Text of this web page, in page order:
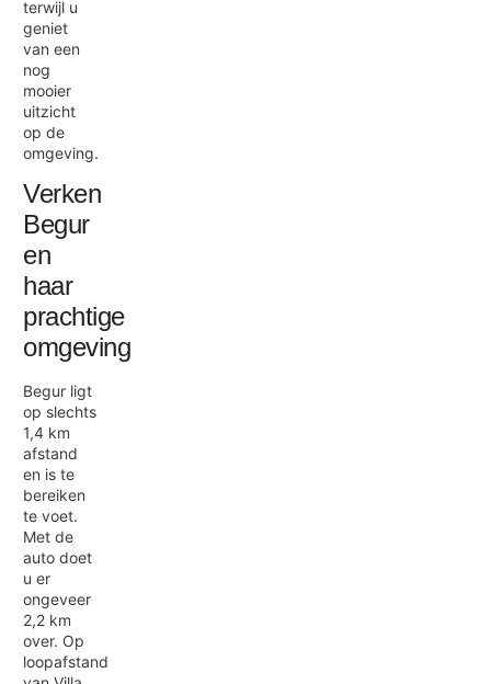
terwijl u
geniet
van een
nog
mooier
uitzicht
op de
omgeving.
Verken
Begur
en
haar
prachtige
omgeving
Begur ligt
op slechts
1,4 km
afstand
en is te
bereiken
te voet.
Met de
auto doet
u er
ongeveer
2,2 km
over. Op
loopafstand